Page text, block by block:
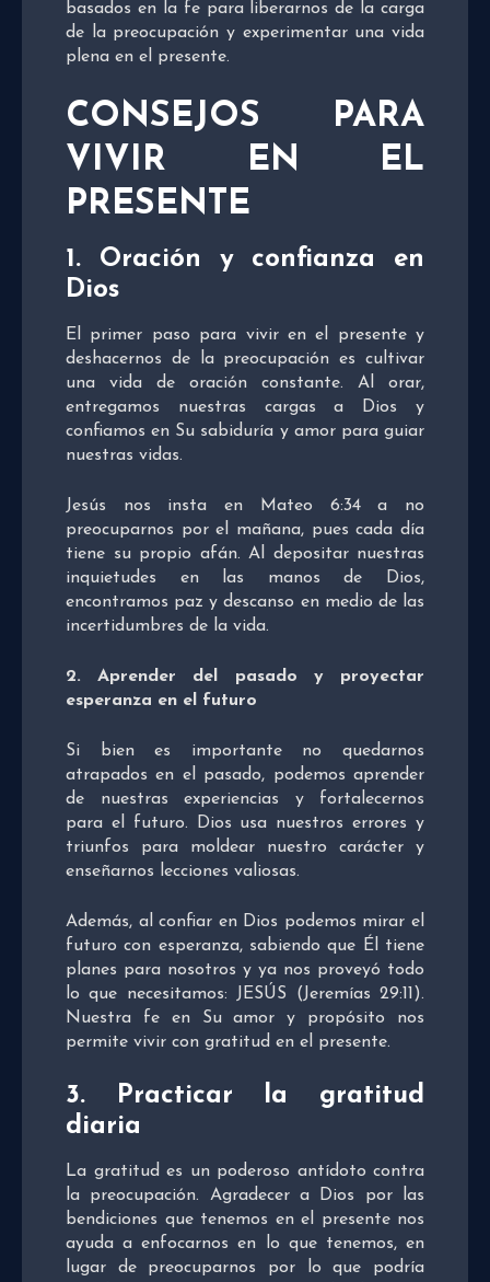
basados en la fe para liberarnos de la carga
de la preocupación y experimentar una vida
plena en el presente.
CONSEJOS PARA
VIVIR EN EL
PRESENTE
1. Oración y confianza en
Dios
El primer paso para vivir en el presente y
deshacernos de la preocupación es cultivar
una vida de oración constante. Al orar,
entregamos nuestras cargas a Dios y
confiamos en Su sabiduría y amor para guiar
nuestras vidas.
Jesús nos insta en Mateo 6:34 a no
preocuparnos por el mañana, pues cada día
tiene su propio afán. Al depositar nuestras
inquietudes en las manos de Dios,
encontramos paz y descanso en medio de las
incertidumbres de la vida.
2. Aprender del pasado y proyectar
esperanza en el futuro
Si bien es importante no quedarnos
atrapados en el pasado, podemos aprender
de nuestras experiencias y fortalecernos
para el futuro. Dios usa nuestros errores y
triunfos para moldear nuestro carácter y
enseñarnos lecciones valiosas.
Además, al confiar en Dios podemos mirar el
futuro con esperanza, sabiendo que Él tiene
planes para nosotros y ya nos proveyó todo
lo que necesitamos: JESÚS (Jeremías 29:11).
Nuestra fe en Su amor y propósito nos
permite vivir con gratitud en el presente.
3. Practicar la gratitud
diaria
La gratitud es un poderoso antídoto contra
la preocupación. Agradecer a Dios por las
bendiciones que tenemos en el presente nos
ayuda a enfocarnos en lo que tenemos, en
lugar de preocuparnos por lo que podría